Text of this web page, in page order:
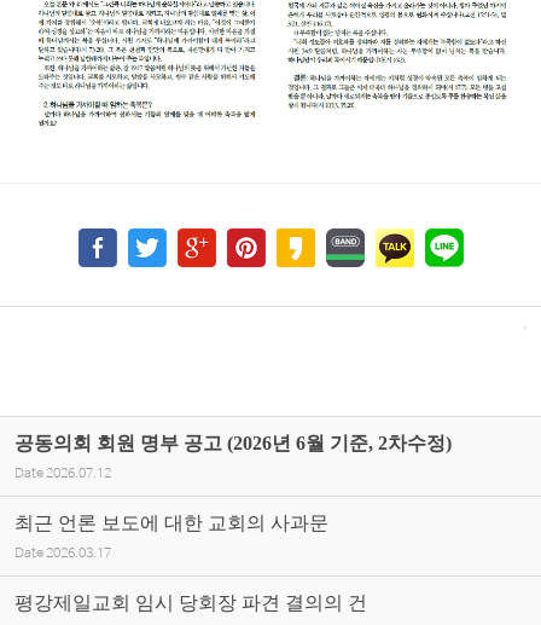
공동의회 회원 명부 공고 (2026년 6월 기준, 2차수정)
Date 2026.07.12
최근 언론 보도에 대한 교회의 사과문
Date 2026.03.17
평강제일교회 임시 당회장 파견 결의의 건